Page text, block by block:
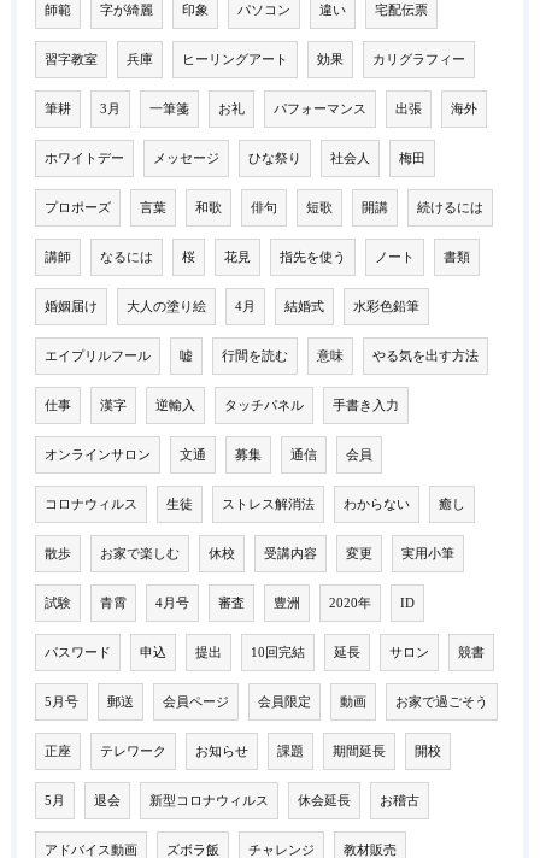
師範 字が綺麗 印象 パソコン 違い 宅配伝票
習字教室 兵庫 ヒーリングアート 効果 カリグラフィー
筆耕 3月 一筆箋 お礼 パフォーマンス 出張 海外
ホワイトデー メッセージ ひな祭り 社会人 梅田
プロポーズ 言葉 和歌 俳句 短歌 開講 続けるには
講師 なるには 桜 花見 指先を使う ノート 書類
婚姻届け 大人の塗り絵 4月 結婚式 水彩色鉛筆
エイプリルフール 嘘 行間を読む 意味 やる気を出す方法
仕事 漢字 逆輸入 タッチパネル 手書き入力
オンラインサロン 文通 募集 通信 会員
コロナウィルス 生徒 ストレス解消法 わからない 癒し
散歩 お家で楽しむ 休校 受講内容 変更 実用小筆
試験 青霄 4月号 審査 豊洲 2020年 ID
パスワード 申込 提出 10回完結 延長 サロン 競書
5月号 郵送 会員ページ 会員限定 動画 お家で過ごそう
正座 テレワーク お知らせ 課題 期間延長 開校
5月 退会 新型コロナウィルス 休会延長 お稽古
アドバイス動画 ズボラ飯 チャレンジ 教材販売